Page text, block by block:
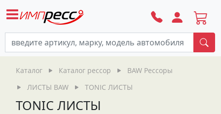
Каталог Каталог рессор
BAW Рессоры
ЛИСТЫ BAW
TONIC ЛИСТЫ
TONIC ЛИСТЫ